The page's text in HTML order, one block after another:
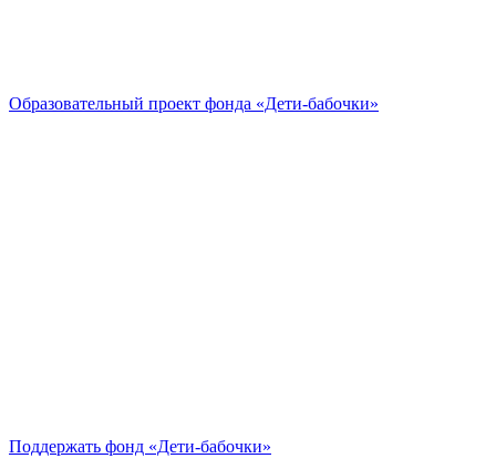
Образовательный проект фонда «Дети-бабочки»
Поддержать фонд «Дети-бабочки»